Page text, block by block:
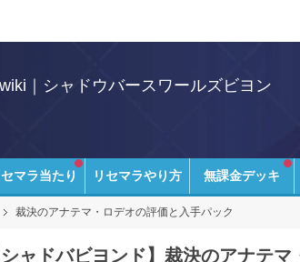
｜シャドウバースワールズビヨン
セマラ当たり リセマラやり方 無課金デッキ
裁決のアナテマ・ロデオの評価と入手パック
シャドバビヨンド】裁決のアナテマ